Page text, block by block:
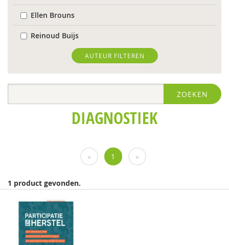
Ellen Brouns
Reinoud Buijs
Evelien Coppens
Dirk Corstens
Nathalie Dekker
Mijke Hartendorp
Jetske de Jong
Gerdie Kienhorst
Maria Koelen
Georgia Lucassen
AUTEUR FILTEREN
ZOEKEN
DIAGNOSTIEK
« 1 »
1 product gevonden.